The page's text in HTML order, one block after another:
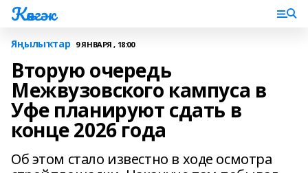
Көнгәк
Яңылыҡтар 9 ЯНВАРЯ , 18:00
Вторую очередь
Межвузовского кампуса в
Уфе планируют сдать в
конце 2026 года
Об этом стало известно в ходе осмотра